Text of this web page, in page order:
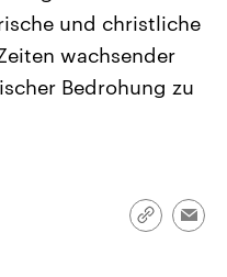
gehören die Vereinigten
mit großem Einfluss auf
und christliche
wachsender
Bedrohung zu
Link